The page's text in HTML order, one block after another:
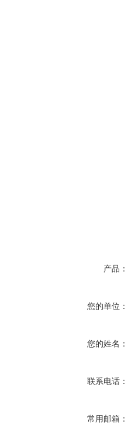
产品：
您的单位：
您的姓名：
联系电话：
常用邮箱：